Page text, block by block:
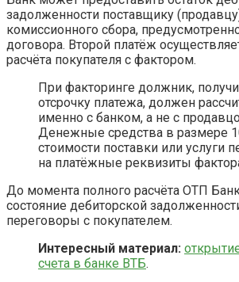
задолженности поставщику
комиссионного сбора,
договора. Второй платёж
расчёта покупателя с фактором.
При факторинге должник,
отсрочку платежа, должен
именно с банком, а не с
Денежные средства в размере
стоимости поставки или услуги
на платёжные реквизиты
До момента полного расчёта ОТП
состояние дебиторской
переговоры с покупателем.
Интересный материал:
счета в банке ВТБ.